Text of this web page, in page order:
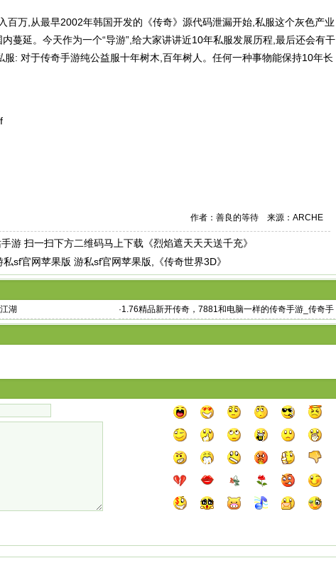
百万,从最早2002年韩国开发的《传奇》源代码泄漏开始,私服这个灰色产业
蔓延。今天作为一个“导游”,给大家讲讲近10年私服发展历程,最后还会有干
服: 对于传奇手游纯公益服十年树木,百年树人。任何一种事物能保持10年长
作者：善良的等待 来源：ARCHE
游 扫一扫下方二维码马上下载《烈焰遮天天天送千充》
sf官网苹果版 游私sf官网苹果版,《传奇世界3D》
湖 ·1.76精品新开传奇，7881和电脑一样的传奇手游_传奇手
游轻变，手游传